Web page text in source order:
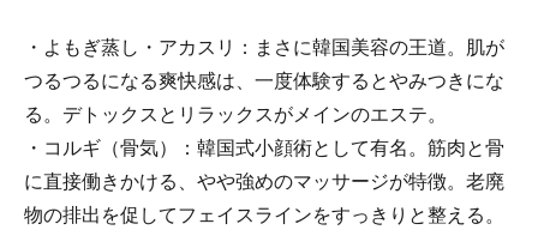
・よもぎ蒸し・アカスリ：まさに韓国美容の王道。肌が
つるつるになる爽快感は、一度体験するとやみつきにな
る。デトックスとリラックスがメインのエステ。
・コルギ（骨気）：韓国式小顔術として有名。筋肉と骨
に直接働きかける、やや強めのマッサージが特徴。老廃
物の排出を促してフェイスラインをすっきりと整える。